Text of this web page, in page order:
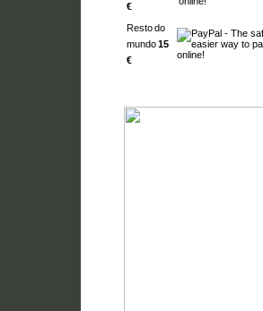
€
Resto do
mundo15
€